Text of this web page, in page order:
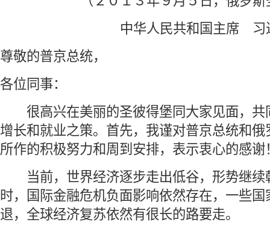
中华人民共和国主席 习
尊敬的普京总统，
各位同事：
很高兴在美丽的圣彼得堡同大家见面，共
增长和就业之策。首先，我谨对普京总统和
所作的积极努力和周到安排，表示衷心的感谢
当前，世界经济逐步走出低谷，形势继续
时，国际金融危机负面影响依然存在，一些
退，全球经济复苏依然有很长的路要走。